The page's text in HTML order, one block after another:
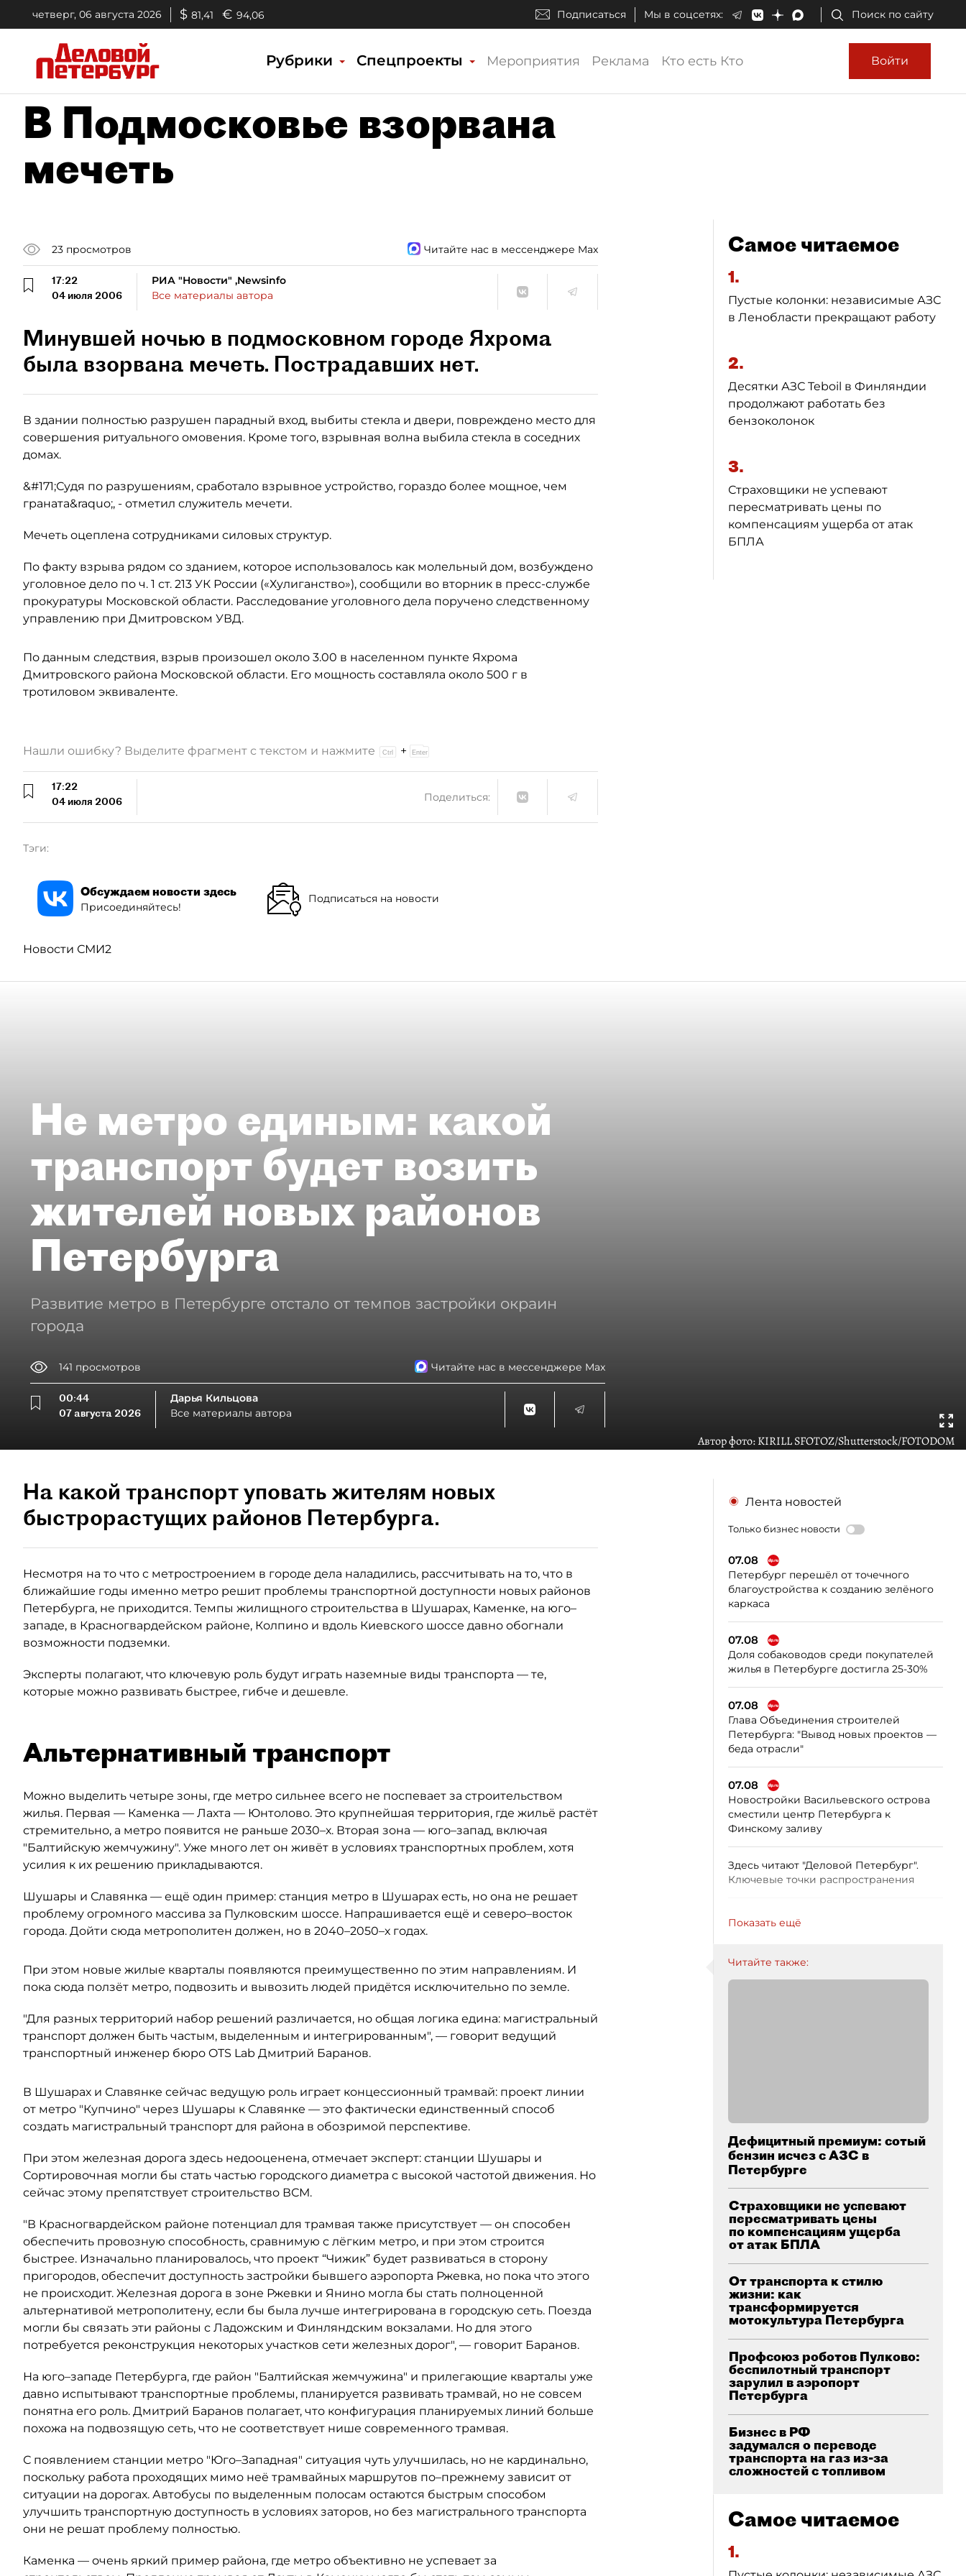
четверг, 06 августа 2026 $ 81,41 € 94,06 Подписаться Мы в соцсетях: Поиск по сайту
Рубрики Спецпроекты Мероприятия Реклама Кто есть Кто Войти
В Подмосковье взорвана
мечеть
23 просмотров Читайте нас в мессенджере Max
17:22
04 июля 2006
РИА "Новости" ,Newsinfo
Все материалы автора
Минувшей ночью в подмосковном городе Яхрома
была взорвана мечеть. Пострадавших нет.
В здании полностью разрушен парадный вход, выбиты стекла и двери, повреждено место для
совершения ритуального омовения. Кроме того, взрывная волна выбила стекла в соседних
домах.
&#171;Судя по разрушениям, сработало взрывное устройство, гораздо более мощное, чем
граната&raquo;, - отметил служитель мечети.
Мечеть оцеплена сотрудниками силовых структур.
По факту взрыва рядом со зданием, которое использовалось как молельный дом, возбуждено
уголовное дело по ч. 1 ст. 213 УК России («Хулиганство»), сообщили во вторник в пресс-службе
прокуратуры Московской области. Расследование уголовного дела поручено следственному
управлению при Дмитровском УВД.
По данным следствия, взрыв произошел около 3.00 в населенном пункте Яхрома
Дмитровского района Московской области. Его мощность составляла около 500 г в
тротиловом эквиваленте.
Самое читаемое
1.
Пустые колонки: независимые АЗС
в Ленобласти прекращают работу
2.
Десятки АЗС Teboil в Финляндии
продолжают работать без
бензоколонок
3.
Страховщики не успевают
пересматривать цены по
компенсациям ущерба от атак
БПЛА
Нашли ошибку? Выделите фрагмент с текстом и нажмите +
17:22
04 июля 2006
Поделиться:
Тэги:
Обсуждаем новости здесь
Присоединяйтесь!
Подписаться на новости
Новости СМИ2
Не метро единым: какой
транспорт будет возить
жителей новых районов
Петербурга
Развитие метро в Петербурге отстало от темпов застройки окраин
города
141 просмотров Читайте нас в мессенджере Max
00:44
07 августа 2026
Дарья Кильцова
Все материалы автора
Автор фото:KIRILL SFOTOZ/Shutterstock/FOTODOM
На какой транспорт уповать жителям новых
быстрорастущих районов Петербурга.
Несмотря на то что с метростроением в городе дела наладились, рассчитывать на то, что в
ближайшие годы именно метро решит проблемы транспортной доступности новых районов
Петербурга, не приходится. Темпы жилищного строительства в Шушарах, Каменке, на юго–
западе, в Красногвардейском районе, Колпино и вдоль Киевского шоссе давно обогнали
возможности подземки.
Эксперты полагают, что ключевую роль будут играть наземные виды транспорта — те,
которые можно развивать быстрее, гибче и дешевле.
Альтернативный транспорт
Можно выделить четыре зоны, где метро сильнее всего не поспевает за строительством
жилья. Первая — Каменка — Лахта — Юнтолово. Это крупнейшая территория, где жильё растёт
стремительно, а метро появится не раньше 2030–х. Вторая зона — юго–запад, включая
"Балтийскую жемчужину". Уже много лет он живёт в условиях транспортных проблем, хотя
усилия к их решению прикладываются.
Шушары и Славянка — ещё один пример: станция метро в Шушарах есть, но она не решает
проблему огромного массива за Пулковским шоссе. Напрашивается ещё и северо–восток
города. Дойти сюда метрополитен должен, но в 2040–2050–х годах.
При этом новые жилые кварталы появляются преимущественно по этим направлениям. И
пока сюда ползёт метро, подвозить и вывозить людей придётся исключительно по земле.
"Для разных территорий набор решений различается, но общая логика едина: магистральный
транспорт должен быть частым, выделенным и интегрированным", — говорит ведущий
транспортный инженер бюро OTS Lab Дмитрий Баранов.
В Шушарах и Славянке сейчас ведущую роль играет концессионный трамвай: проект линии
от метро "Купчино" через Шушары к Славянке — это фактически единственный способ
создать магистральный транспорт для района в обозримой перспективе.
При этом железная дорога здесь недооценена, отмечает эксперт: станции Шушары и
Сортировочная могли бы стать частью городского диаметра с высокой частотой движения. Но
сейчас этому препятствует строительство ВСМ.
"В Красногвардейском районе потенциал для трамвая также присутствует — он способен
обеспечить провозную способность, сравнимую с лёгким метро, и при этом строится
быстрее. Изначально планировалось, что проект “Чижик” будет развиваться в сторону
пригородов, обеспечит доступность застройки бывшего аэропорта Ржевка, но пока что этого
не происходит. Железная дорога в зоне Ржевки и Янино могла бы стать полноценной
альтернативой метрополитену, если бы была лучше интегрирована в городскую сеть. Поезда
могли бы связать эти районы с Ладожским и Финляндским вокзалами. Но для этого
потребуется реконструкция некоторых участков сети железных дорог", — говорит Баранов.
На юго–западе Петербурга, где район "Балтийская жемчужина" и прилегающие кварталы уже
давно испытывают транспортные проблемы, планируется развивать трамвай, но не совсем
понятна его роль. Дмитрий Баранов полагает, что конфигурация планируемых линий больше
похожа на подвозящую сеть, что не соответствует нише современного трамвая.
С появлением станции метро "Юго–Западная" ситуация чуть улучшилась, но не кардинально,
поскольку работа проходящих мимо неё трамвайных маршрутов по–прежнему зависит от
ситуации на дорогах. Автобусы по выделенным полосам остаются быстрым способом
улучшить транспортную доступность в условиях заторов, но без магистрального транспорта
они не решат проблему полностью.
Каменка — очень яркий пример района, где метро объективно не успевает за
Лента новостей
Только бизнес новости
07.08
Петербург перешёл от точечного
благоустройства к созданию зелёного
каркаса
07.08
Доля собаководов среди покупателей
жилья в Петербурге достигла 25-30%
07.08
Глава Объединения строителей
Петербурга: "Вывод новых проектов —
беда отрасли"
07.08
Новостройки Васильевского острова
сместили центр Петербурга к
Финскому заливу
Здесь читают "Деловой Петербург".
Ключевые точки распространения
Показать ещё
Читайте также:
Дефицитный премиум: сотый
бензин исчез с АЗС в
Петербурге
Страховщики не успевают
пересматривать цены
по компенсациям ущерба
от атак БПЛА
От транспорта к стилю
жизни: как
трансформируется
мотокультура Петербурга
Профсоюз роботов Пулково:
беспилотный транспорт
зарулил в аэропорт
Петербурга
Бизнес в РФ
задумался о переводе
транспорта на газ из-за
сложностей с топливом
Самое читаемое
1.